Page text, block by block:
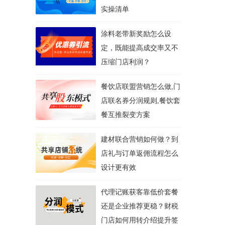
实操清单
涂料老带新奖励怎么设
定，既能提高成交率又不
压缩门店利润？
餐饮店联盟营销怎么做,门
店联名券分润规则,餐饮套
餐互推裂变方案
建材联合营销如何做？到
店礼与订单返佣流程怎么
设计更有效
代理记账获客靠低价套餐
还是企业推荐更稳？财税
门店如何用转介绍提升签